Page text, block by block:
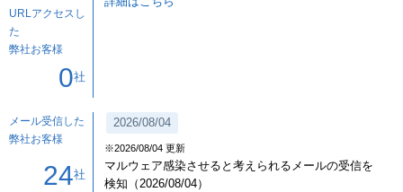
URLアクセスし
た
弊社お客様
0社
メール受信した
弊社お客様
24社
2026/08/04
※2026/08/04 更新
マルウェア感染させると考えられるメールの受信を
検知（2026/08/04）